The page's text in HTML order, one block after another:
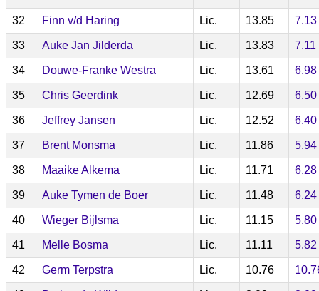
32 Finn v/d Haring Lic. 13.85 7.13
33 Auke Jan Jilderda Lic. 13.83 7.11
34 Douwe-Franke Westra Lic. 13.61 6.98
35 Chris Geerdink Lic. 12.69 6.50
36 Jeffrey Jansen Lic. 12.52 6.40
37 Brent Monsma Lic. 11.86 5.94
38 Maaike Alkema Lic. 11.71 6.28
39 Auke Tymen de Boer Lic. 11.48 6.24
40 Wieger Bijlsma Lic. 11.15 5.80
41 Melle Bosma Lic. 11.11 5.82
42 Germ Terpstra Lic. 10.76